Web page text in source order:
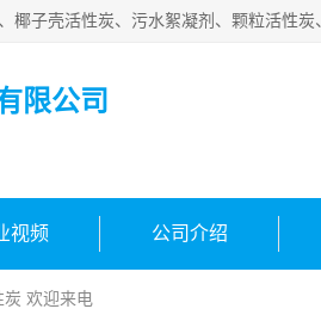
限公司
视频 公司介绍
炭 欢迎来电